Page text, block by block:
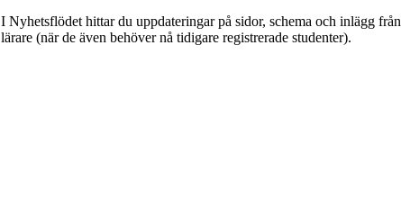
I Nyhetsflödet hittar du uppdateringar på sidor, schema och inlägg från
lärare (när de även behöver nå tidigare registrerade studenter).